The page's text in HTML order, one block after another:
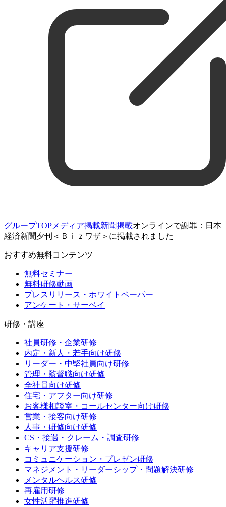
グループTOP メディア掲載新聞掲載オンラインで謝罪：日本
経済新聞夕刊＜Ｂｉｚワザ＞に掲載されました
おすすめ無料コンテンツ
無料セミナー
無料研修動画
プレスリリース・ホワイトペーパー
アンケート・サーベイ
研修・講座
社員研修・企業研修
内定・新人・若手向け研修
リーダー・中堅社員向け研修
管理・監督職向け研修
全社員向け研修
住宅・アフター向け研修
お客様相談室・コールセンター向け研修
営業・接客向け研修
人事・研修向け研修
CS・接遇・クレーム・調査研修
キャリア支援研修
コミュニケーション・プレゼン研修
マネジメント・リーダーシップ・問題解決研修
メンタルヘルス研修
再雇用研修
女性活躍推進研修